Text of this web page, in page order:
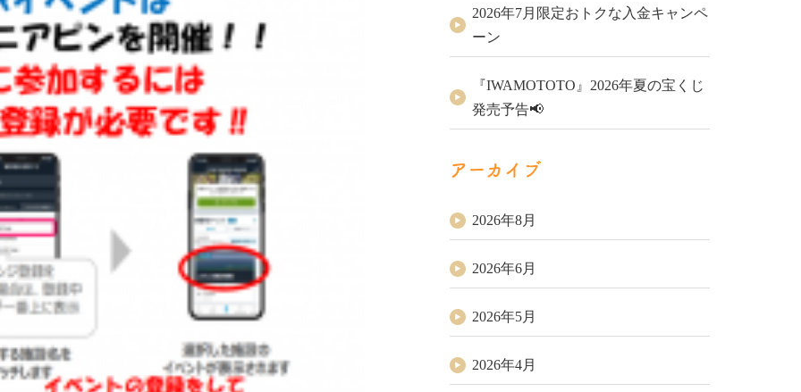
2026年7月限定おトクな入金キャンペ
ーン
『IWAMOTOTO』2026年夏の宝くじ
発売予告📢
アーカイブ
2026年8月
2026年6月
2026年5月
2026年4月